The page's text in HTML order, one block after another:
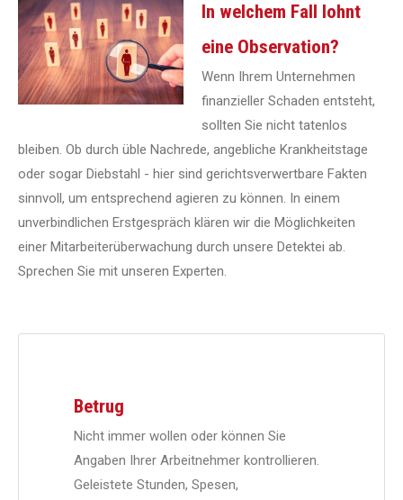
In welchem Fall lohnt
eine Observation?
Wenn Ihrem Unternehmen
finanzieller Schaden entsteht,
sollten Sie nicht tatenlos
bleiben. Ob durch üble Nachrede, angebliche Krankheitstage
oder sogar Diebstahl - hier sind gerichtsverwertbare Fakten
sinnvoll, um entsprechend agieren zu können. In einem
unverbindlichen Erstgespräch klären wir die Möglichkeiten
einer Mitarbeiterüberwachung durch unsere Detektei ab.
Sprechen Sie mit unseren Experten.
Betrug
Nicht immer wollen oder können Sie
Angaben Ihrer Arbeitnehmer kontrollieren.
Geleistete Stunden, Spesen,